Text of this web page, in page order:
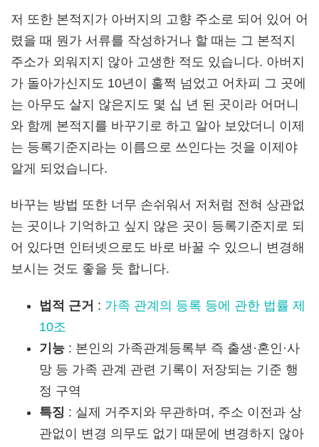
저 또한 본적지가 아버지의 고향 주소로 되어 있어 어
렸을 때 뭔가 서류를 작성하거나 할 때는 그 본적지
주소가 외워지지 않아 고생한 적도 있습니다. 아버지
가 돌아가신지도 10년이 훌쩍 넘었고 어차피 그 곳에
는 아무도 살지 않은지도 몇 십 년 된 곳이라 어머니
와 함께 본적지를 바꾸기로 하고 알아 보았더니 이제
는 등록기준지라는 이름으로 쓰인다는 것을 이제야
알게 되었습니다.
바꾸는 방법 또한 너무 손쉬워서 저처럼 전혀 상관없
는 곳이나 기억하고 싶지 않은 곳이 등록기준지로 되
어 있다면 인터넷으로도 바로 바꿀 수 있으니 변경해
보시는 것도 좋을 듯 합니다.
법적 근거 : 가족 관계의 등록 등에 관한 법률 제
10조
기능 : 본인의 가족관계등록부 즉 출생·혼인·사
망 등 가족 관계 관련 기록이 저장되는 기준 행
정 구역
특징 : 실제 거주지와 무관하며, 주소 이전과 상
관없이 변경 의무도 없기 때문에 변경하지 않아